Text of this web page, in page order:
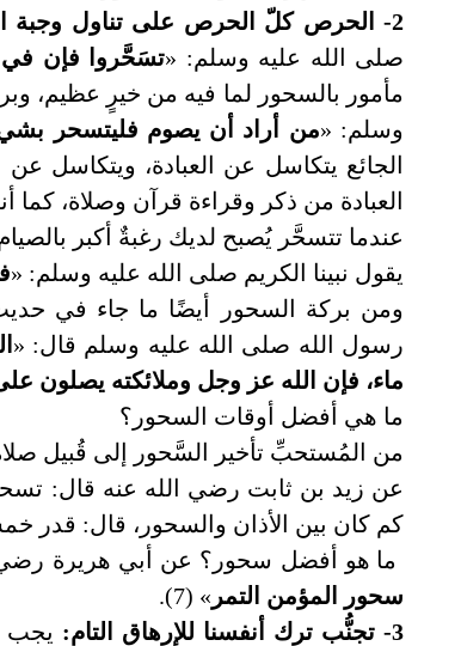
2- الحرص كلّ الحرص على تناول وجبة السحور:
صلى الله عليه وسلم: «تسَحَّروا فإن في
مأمور بالسحور لما فيه من خيرٍ عظيم،
وسلم: «من أراد أن يصوم فليتسحر
الجائع يتكاسل عن العبادة، ويتكاسل
العبادة من ذكر وقراءة قرآن وصلاة، كما
عندما تتسحَّر يُصبح لديك رغبةٌ أكبر
يقول نبينا الكريم صلى الله عليه وسلم: «
ومن بركة السحور أيضًا ما جاء في
رسول الله صلى الله عليه وسلم قال: «
ماء، فإن الله عز وجل وملائكته يصلون
ما هي أفضل أوقات السحور؟
من المُستحبِّ تأخير السَّحور إلى قُبيل
عن زيد بن ثابت رضي الله عنه قال:
كم كان بين الأذان والسحور، قال: قدر
ما هو أفضل سحور؟ عن أبي هريرة رضي
سحور المؤمن التمر » (7).
3- تجنُّب ترك أنفسنا للإرهاق التام:
يجب